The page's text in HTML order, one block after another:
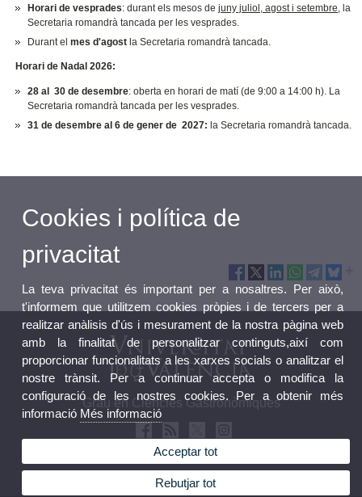
Horari de vesprades: durant els mesos dejuny juliol, agost i setembre, la
Secretaria romandrà tancada per les vesprades.
Durant elmes d'agost la Secretaria romandrà tancada.
Horari de Nadal 2026:
28 al 30 de desembre: oberta en horari de matí (de 9:00 a 14:00 h). La
Secretaria romandrà tancada per les vesprades.
31 de desembre al 6 de gener de 2027: la Secretaria romandrà tancada.
Grau en Ciències Gastronòmiques
Cookies i política de
privacitat
La teva privacitat és important per a nosaltres. Per això,
t'informem que utilitzem cookies pròpies i de tercers per a
realitzar anàlisis d'ús i mesurament de la nostra pàgina web
amb la finalitat de personalitzar continguts,així com
proporcionar funcionalitats a les xarxes socials o analitzar el
nostre trànsit. Per a continuar accepta o modifica la
configuració de les nostres cookies. Per a obtenir més
informació Més informació
Acceptar tot
Rebutjar tot